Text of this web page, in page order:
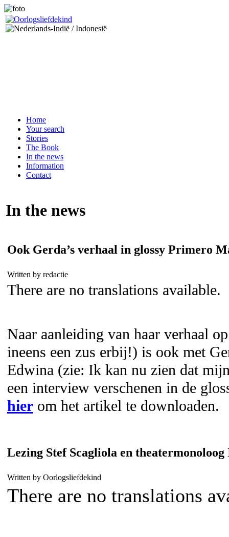
Home
Your search
Stories
The Book
In the news
Information
Contact
In the news
Ook Gerda’s verhaal in glossy Primero
Written by redactie
There are no translations available.
Naar aanleiding van haar verhaal
ineens een zus erbij!) is ook met
Edwina (zie: Ik kan nu zien dat
een interview verschenen in de
hier om het artikel te downloaden.
Lezing Stef Scagliola en
Written by Oorlogsliefdekind
There are no translations